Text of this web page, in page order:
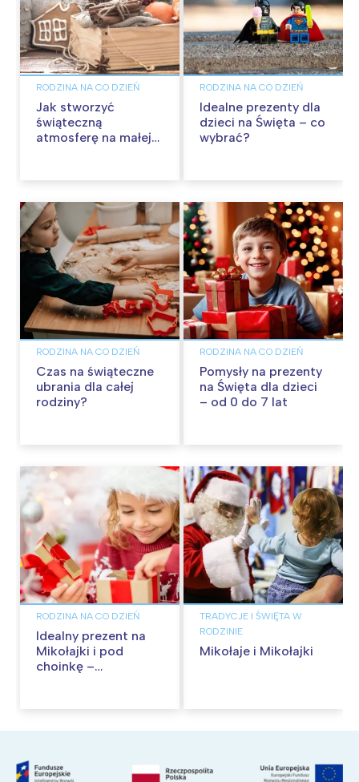
RODZINA NA CO DZIEŃ
Jak stworzyć
świąteczną
atmosferę na małej
RODZINA NA CO DZIEŃ
Idealne prezenty dla
dzieci na Święta – co
wybrać?
RODZINA NA CO DZIEŃ
Czas na świąteczne
ubrania dla całej
rodziny?
RODZINA NA CO DZIEŃ
Pomysły na prezenty
na Święta dla dzieci
– od 0 do 7 lat
RODZINA NA CO DZIEŃ
Idealny prezent na
Mikołajki i pod
choinkę –
TRADYCJE I ŚWIĘTA W
RODZINIE
Mikołaje i Mikołajki